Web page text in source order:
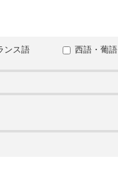
ンス語
西語・葡語